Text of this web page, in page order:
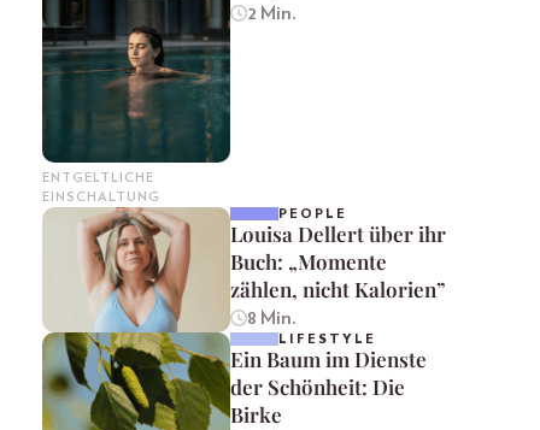
ENTGELTLICHE
EINSCHALTUNG
2 Min.
PEOPLE
Louisa Dellert über ihr
Buch: „Momente
zählen, nicht Kalorien”
8 Min.
LIFESTYLE
Ein Baum im Dienste
der Schönheit: Die
Birke